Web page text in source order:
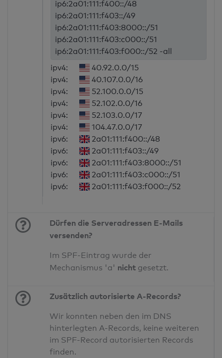
ip6:2a01:111:f400::/48
ip6:2a01:111:f403::/49
ip6:2a01:111:f403:8000::/51
ip6:2a01:111:f403:c000::/51
ip6:2a01:111:f403:f000::/52 -all
ipv4:
40.92.0.0/15
ipv4:
40.107.0.0/16
ipv4:
52.100.0.0/15
ipv4:
52.102.0.0/16
ipv4:
52.103.0.0/17
ipv4:
104.47.0.0/17
ipv6:
2a01:111:f400::/48
ipv6:
2a01:111:f403::/49
ipv6:
2a01:111:f403:8000::/51
ipv6:
2a01:111:f403:c000::/51
ipv6:
2a01:111:f403:f000::/52
Dürfen die Serveradressen E-Mails
versenden?
Im SPF-Eintrag wurde der
Mechanismus 'a' nicht gesetzt.
Zusätzlich autorisierte A-Records?
Wir konnten neben den im DNS
hinterlegten A-Records, keine weiteren
im SPF-Record autorisierten Records
finden.